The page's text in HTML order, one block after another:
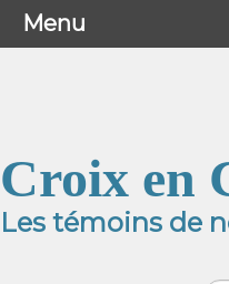
Croix en
Les témoins de
Menu
Menu